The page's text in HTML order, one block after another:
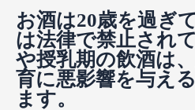
お酒は20歳を過ぎ
は法律で禁止され
や授乳期の飲酒は
育に悪影響を与え
ます。